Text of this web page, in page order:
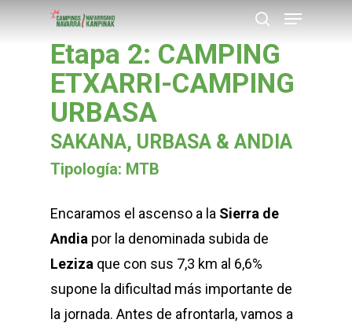
Menu
Etapa 2: CAMPING
ETXARRI-CAMPING
URBASA
SAKANA, URBASA & ANDIA
Tipología: MTB
Encaramos el ascenso a la Sierra de
Andia por la denominada subida de
Leziza que con sus 7,3 km al 6,6%
supone la dificultad más importante de
la jornada. Antes de afrontarla, vamos a